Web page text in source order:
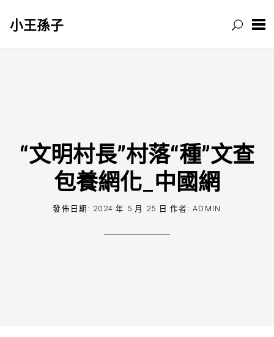
小王孫子
“文明村長”村落“種”文查
包養網化_中國網
發佈日期: 2024 年 5 月 25 日 作者:ADMIN